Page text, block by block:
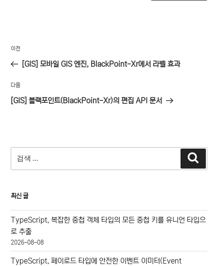
글
색
이
전
이전
[GIS] 모바일 GIS 엔진, BlackPoint-Xr에서 라벨 효과
다
음
다음
[GIS] 블랙포인트(BlackPoint-Xr)의 편집 API 문서
색:
색
최신 글
TypeScript, 복잡한 중첩 객체 타입의 모든 중첩 키를 유니언 타입으
로 추출
2026-08-08
TypeScript, 페이로드 타입에 안전한 이벤트 이미터(Event